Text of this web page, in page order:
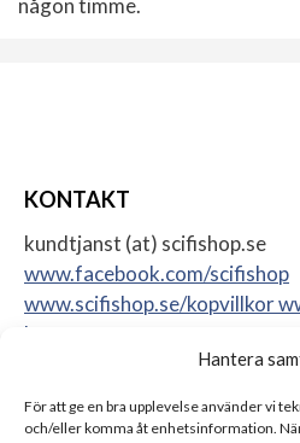
Hantera
För att ge en bra upplevelse använder vi
och/eller komma åt enhetsinformation.
någon timme.
KONTAKT
kundtjanst (at) scifishop.se
www.facebook.com/scifishop
www.scifishop.se/kopvillkor
konto
Sweden